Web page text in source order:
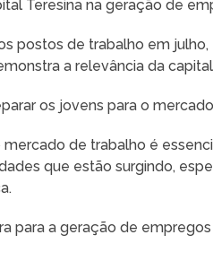
Teresina na geração de
postos de trabalho em
a relevância da
os jovens para o
mercado de trabalho é
que estão surgindo,
para a geração de empregos